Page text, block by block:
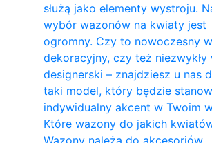
służą jako elementy wystroju.
wybór wazonów na kwiaty jest
ogromny. Czy to nowoczesny
dekoracyjny, czy też niezwykły
designerski – znajdziesz u nas
taki model, który będzie
indywidualny akcent w Twoim
Które wazony do jakich
Wazony należą do akcesoriów